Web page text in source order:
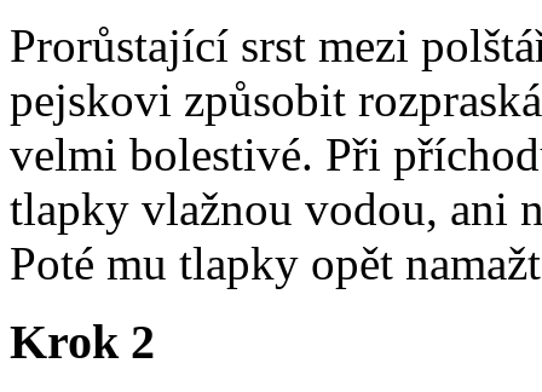
Prorůstající srst mezi
pejskovi způsobit
velmi bolestivé. Při
tlapky vlažnou vodou, ani
Poté mu tlapky opět
Krok 2